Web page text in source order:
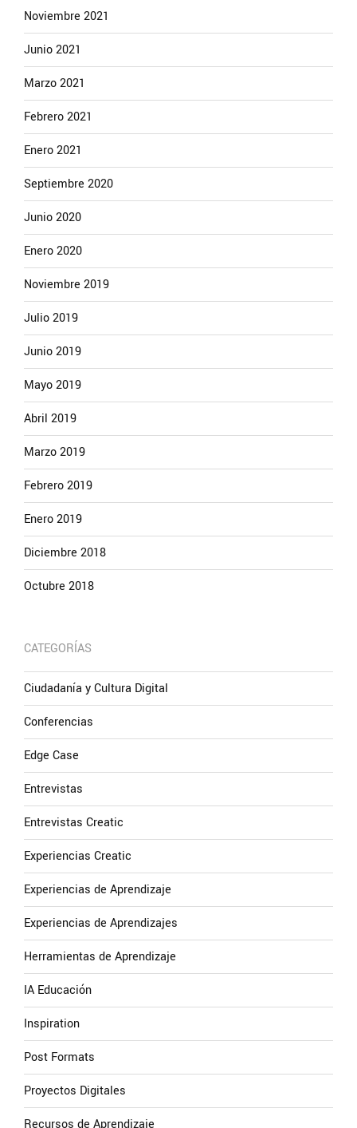
Noviembre 2021
Junio 2021
Marzo 2021
Febrero 2021
Enero 2021
Septiembre 2020
Junio 2020
Enero 2020
Noviembre 2019
Julio 2019
Junio 2019
Mayo 2019
Abril 2019
Marzo 2019
Febrero 2019
Enero 2019
Diciembre 2018
Octubre 2018
CATEGORÍAS
Ciudadanía y Cultura Digital
Conferencias
Edge Case
Entrevistas
Entrevistas Creatic
Experiencias Creatic
Experiencias de Aprendizaje
Experiencias de Aprendizajes
Herramientas de Aprendizaje
IA Educación
Inspiration
Post Formats
Proyectos Digitales
Recursos de Aprendizaje